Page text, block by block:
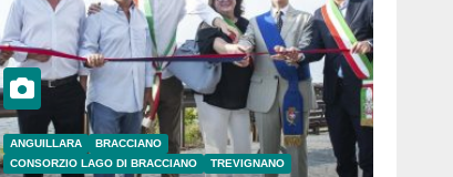
ANGUILLARA
BRACCIANO
CONSORZIO LAGO DI BRACCIANO
TREVIGNANO